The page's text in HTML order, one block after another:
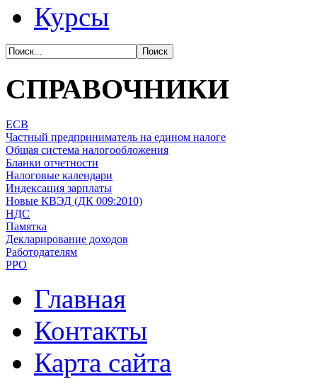
Курсы
СПРАВОЧНИКИ
ЕСВ
Частный предприниматель на едином налоге
Общая система налогообложения
Бланки отчетности
Налоговые календари
Индексация зарплаты
Новые КВЭД (ДК 009:2010)
НДС
Памятка
Декларирование доходов
Работодателям
РРО
Главная
Контакты
Карта сайта